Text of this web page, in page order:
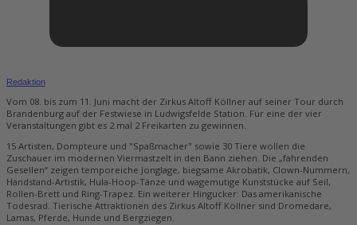
Redaktion
Vom 08. bis zum 11. Juni macht der Zirkus Altoff Köllner auf seiner Tour durch
Brandenburg auf der Festwiese in Ludwigsfelde Station. Für eine der vier
Veranstaltungen gibt es 2 mal 2 Freikarten zu gewinnen.
15 Artisten, Dompteure und "Spaßmacher" sowie 30 Tiere wollen die
Zuschauer im modernen Viermastzelt in den Bann ziehen. Die „fahrenden
Gesellen“ zeigen temporeiche Jonglage, biegsame Akrobatik, Clown-Nummern,
Handstand-Artistik, Hula-Hoop-Tänze und wagemutige Kunststücke auf Seil,
Rollen-Brett und Ring-Trapez. Ein weiterer Hingucker: Das amerikanische
Todesrad. Tierische Attraktionen des Zirkus Altoff Köllner sind Dromedare,
Lamas, Pferde, Hunde und Bergziegen.